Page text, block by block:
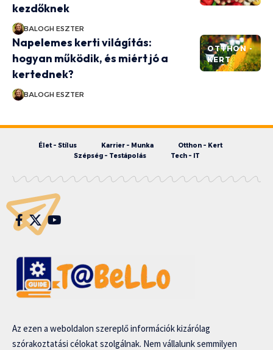
kezdőknek
BALOGH ESZTER
OTTHON -
KERT
Napelemes kerti világítás:
hogyan működik, és miért jó a
kertednek?
BALOGH ESZTER
Élet – Stílus Karrier – Munka
Otthon – Kert
Szépség – Testápolás
Tech – IT
Az ezen a weboldalon szereplő információk kizárólag
szórakoztatási célokat szolgálnak. Nem vállalunk semmilyen